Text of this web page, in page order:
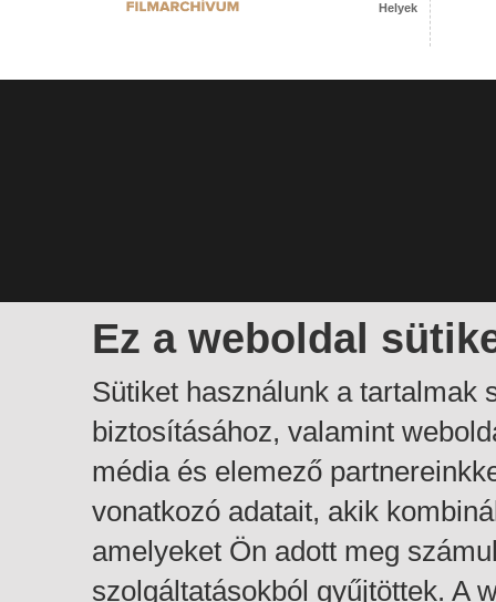
Ez a weboldal
Sütiket használunk a tartalmak
biztosításához, valamint
média és elemező
vonatkozó adatait, akik
amelyeket Ön adott meg
szolgáltatásokból gyűjtöttek. A
Helyek